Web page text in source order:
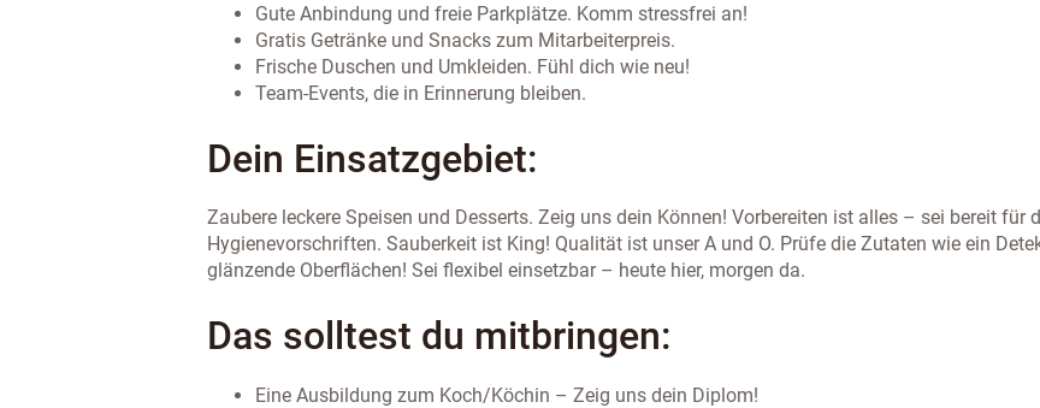
Gute Anbindung und freie Parkplätze. Komm stressfrei an!
Gratis Getränke und Snacks zum Mitarbeiterpreis.
Frische Duschen und Umkleiden. Fühl dich wie neu!
Team-Events, die in Erinnerung bleiben.
Dein Einsatzgebiet:
Zaubere leckere Speisen und Desserts. Zeig uns dein Können! Vorbereiten ist alles – sei bereit für
Hygienevorschriften. Sauberkeit ist King! Qualität ist unser A und O. Prüfe die Zutaten wie ein
glänzende Oberflächen! Sei flexibel einsetzbar – heute hier, morgen da.
Das solltest du mitbringen:
Eine Ausbildung zum Koch/Köchin – Zeig uns dein Diplom!